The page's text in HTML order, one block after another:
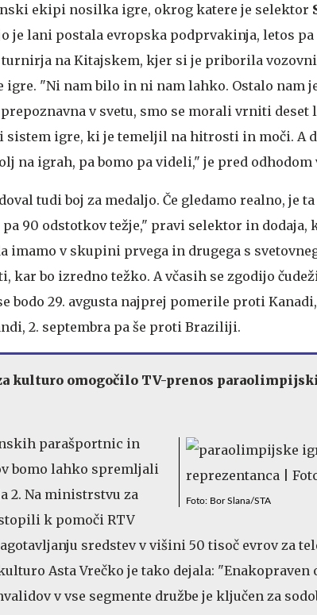
ekipi nosilka igre, okrog katere je selektor
je lani postala evropska podprvakinja, letos pa
na Kitajskem, kjer si je priborila
"Ni nam bilo in ni nam lahko. Ostalo nam
v svetu, smo se morali vrniti deset
igre, ki je temeljil na hitrosti in moči. A
na igrah, pa bomo pa videli," je pred odhodom
tudi boj za medaljo. Če gledamo realno, je
90 odstotkov težje," pravi selektor in dodaja,
imamo v skupini prvega in drugega s
kar bo izredno težko. A včasih se zgodijo
bodo 29. avgusta najprej pomerile proti
2. septembra pa še proti Braziliji.
kulturo omogočilo TV-prenos
Foto: Bor Slana/STA
parašportnic in
bomo lahko spremljali
2. Na ministrstvu za
k pomoči RTV
sredstev v višini 50 tisoč evrov za
Asta Vrečko je tako dejala: "Enakopraven
v vse segmente družbe je ključen za